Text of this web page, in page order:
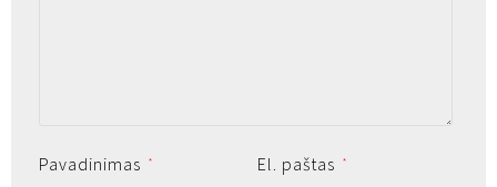
Pavadinimas * El. paštas *